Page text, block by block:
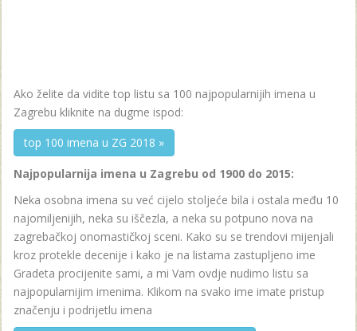
Ako želite da vidite top listu sa 100 najpopularnijih imena u
Zagrebu kliknite na dugme ispod:
top 100 imena u ZG 2018 »
Najpopularnija imena u Zagrebu od 1900 do 2015:
Neka osobna imena su već cijelo stoljeće bila i ostala među 10
najomiljenijih, neka su iščezla, a neka su potpuno nova na
zagrebačkoj onomastičkoj sceni. Kako su se trendovi mijenjali
kroz protekle decenije i kako je na listama zastupljeno ime
Gradeta procijenite sami, a mi Vam ovdje nudimo listu sa
najpopularnijim imenima. Klikom na svako ime imate pristup
značenju i podrijetlu imena